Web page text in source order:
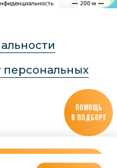
ПОМОЩЬ
В ПОДБОРЕ